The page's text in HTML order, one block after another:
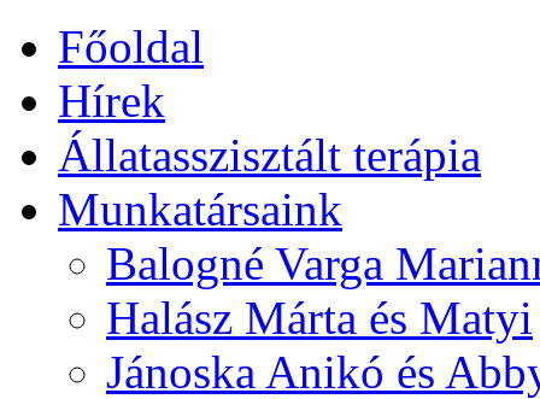
Főoldal
Hírek
Állatasszisztált terápia
Munkatársaink
Balogné Varga
Halász Márta és Matyi
Jánoska Anikó és